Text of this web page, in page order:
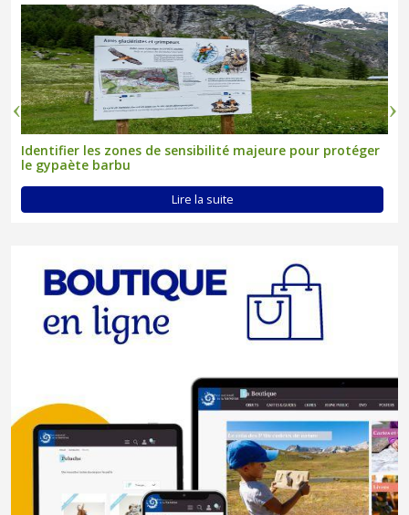
Identifier les zones de sensibilité majeure pour protéger
le gypaète barbu
Lire la suite